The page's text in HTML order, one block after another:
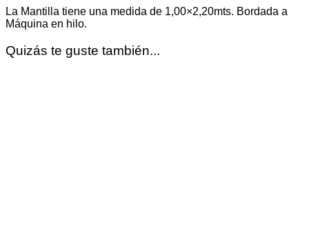
La Mantilla tiene una medida de 1,00×2,20mts. Bordada a
Máquina en hilo.
Quizás te guste también...